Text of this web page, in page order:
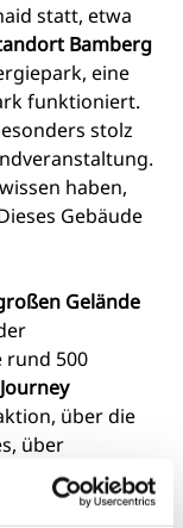
statt, etwa
Bamberg
eine
funktioniert.
stolz
haben,
Gebäude
Gelände
rund 500
über die
über
der
Uvex